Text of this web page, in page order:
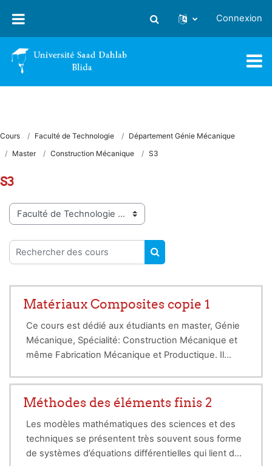
Activer/désactiver la saisie
Connexion
Cours Faculté de Technologie
Département Génie Mécanique
Master
Construction Mécanique S3
S3
Catégories de cours
Rechercher des cours
RECHERCHER DES
Matériaux Composites copie 1
Ce cours est dédié aux étudiants en master, Génie
Mécanique, Spécialité: Construction Mécanique et
même Fabrication Mécanique et Productique. Il
composites en six (06) chapitres avec des
exercices sans solutions.
Méthodes des éléments finis 2
Les modèles mathématiques des sciences et des
techniques se présentent très souvent sous forme
de systèmes d’équations différentielles qui lient des